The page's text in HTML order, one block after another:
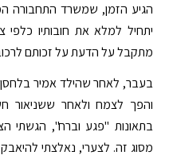
הגיע הזמן, שמשרד התחבורה
יתחיל למלא את חובותיו כלפי
מתקבל על הדעת על זכותם
בעבר, לאחר שהילד אמיר
והפך לצמח ולאחר ששניאור
בתאונות "פגע וברח", הגשתי
מסוג זה. לצערי, נאלצתי